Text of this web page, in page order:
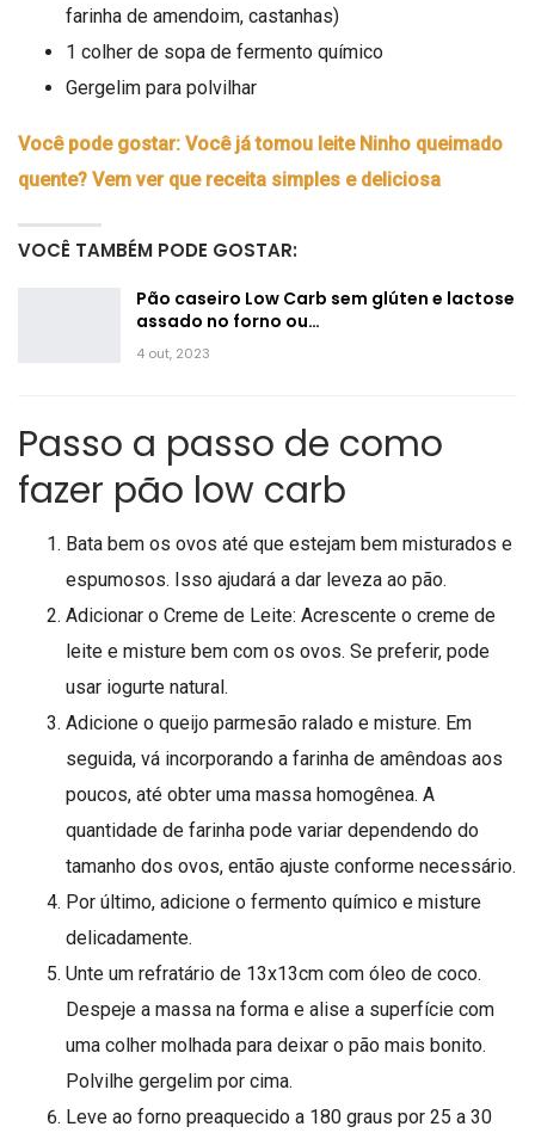
farinha de amendoim, castanhas)
1 colher de sopa de fermento químico
Gergelim para polvilhar
Você pode gostar: Você já tomou leite Ninho queimado
quente? Vem ver que receita simples e deliciosa
VOCÊ TAMBÉM PODE GOSTAR:
Pão caseiro Low Carb sem glúten e lactose
assado no forno ou…
4 out, 2023
Passo a passo de como
fazer pão low carb
Bata bem os ovos até que estejam bem misturados e
espumosos. Isso ajudará a dar leveza ao pão.
Adicionar o Creme de Leite: Acrescente o creme de
leite e misture bem com os ovos. Se preferir, pode
usar iogurte natural.
Adicione o queijo parmesão ralado e misture. Em
seguida, vá incorporando a farinha de amêndoas aos
poucos, até obter uma massa homogênea. A
quantidade de farinha pode variar dependendo do
tamanho dos ovos, então ajuste conforme necessário.
Por último, adicione o fermento químico e misture
delicadamente.
Unte um refratário de 13x13cm com óleo de coco.
Despeje a massa na forma e alise a superfície com
uma colher molhada para deixar o pão mais bonito.
Polvilhe gergelim por cima.
Leve ao forno preaquecido a 180 graus por 25 a 30